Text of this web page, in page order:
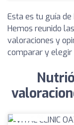
Esta es tu guía de
Hemos reunido
valoraciones y
comparar y elegir